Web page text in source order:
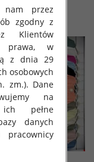
nam przez
zgodny z
Klientów
prawa, w
z dnia 29
osobowych
zm.). Dane
na
ich pełne
danych